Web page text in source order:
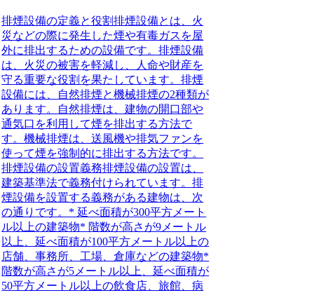
排煙設備の定義と役割排煙設備とは、火
災などの際に発生した煙や有毒ガスを屋
外に排出するための設備です。排煙設備
は、火災の被害を軽減し、人命や財産を
守る重要な役割を果たしています。排煙
設備には、自然排煙と機械排煙の2種類が
あります。自然排煙は、建物の開口部や
通気口を利用して煙を排出する方法で
す。機械排煙は、送風機や排気ファンを
使って煙を強制的に排出する方法です。
排煙設備の設置義務排煙設備の設置は、
建築基準法で義務付けられています。排
煙設備を設置する義務がある建物は、次
の通りです。* 延べ面積が300平方メート
ル以上の建築物* 階数が高さが9メートル
以上、延べ面積が100平方メートル以上の
店舗、事務所、工場、倉庫などの建築物*
階数が高さが5メートル以上、延べ面積が
50平方メートル以上の飲食店、旅館、病